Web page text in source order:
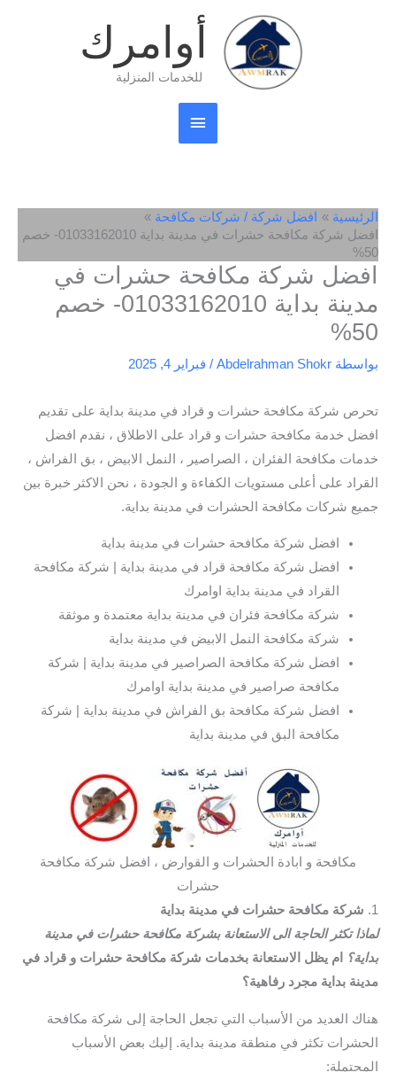
أوامرك
للخدمات المنزلية
القائمة
الرئيسية
الرئيسية
افضل شركة / شركات مكافحة
افضل شركة مكافحة حشرات في مدينة بداية 01033162010- خصم
50%
افضل شركة مكافحة حشرات في
مدينة بداية 01033162010- خصم
50%
بواسطة Abdelrahman Shokr
/ فبراير 4, 2025
تحرص شركة مكافحة حشرات و قراد في مدينة بداية على تقديم
افضل خدمة مكافحة حشرات و قراد على الاطلاق ، نقدم افضل
خدمات مكافحة الفئران ، الصراصير ، النمل الابيض ، بق الفراش ،
القراد على أعلى مستويات الكفاءة و الجودة ، نحن الاكثر خبرة بين
جميع شركات مكافحة الحشرات في مدينة بداية.
افضل شركة مكافحة حشرات في مدينة بداية
افضل شركة مكافحة قراد في مدينة بداية | شركة مكافحة
القراد في مدينة بداية اوامرك
شركة مكافحة فئران في مدينة بداية معتمدة و موثقة
شركة مكافحة النمل الابيض في مدينة بداية
افضل شركة مكافحة الصراصير في مدينة بداية | شركة
مكافحة صراصير في مدينة بداية اوامرك
افضل شركة مكافحة بق الفراش في مدينة بداية | شركة
مكافحة البق في مدينة بداية
مكافحة و ابادة الحشرات و القوارض ، افضل شركة مكافحة
حشرات
1.
شركة مكافحة حشرات في مدينة بداية
لماذا تكثر الحاجة الى الاستعانة بشركة مكافحة حشرات في مدينة
بداية؟
ام يظل الاستعانة بخدمات شركة مكافحة حشرات و قراد في
مدينة بداية مجرد رفاهية؟
هناك العديد من الأسباب التي تجعل الحاجة إلى شركة مكافحة
الحشرات تكثر في منطقة مدينة بداية. إليك بعض الأسباب
المحتملة: